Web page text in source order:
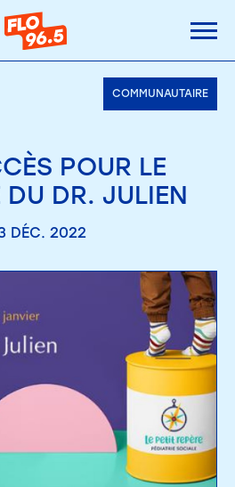
COMMUNAUTAIRE
POUR LE
DR. JULIEN
DÉC. 2022